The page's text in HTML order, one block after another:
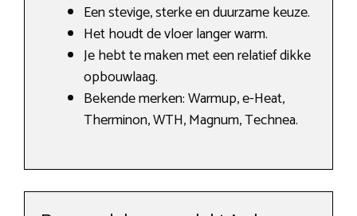
Een stevige, sterke en duurzame keuze.
Het houdt de vloer langer warm.
Je hebt te maken met een relatief dikke
opbouwlaag.
Bekende merken: Warmup, e-Heat,
Therminon, WTH, Magnum, Technea.